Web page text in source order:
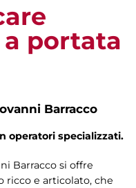
portata
Barracco
operatori specializzati.
Barracco si offre
ricco e articolato, che